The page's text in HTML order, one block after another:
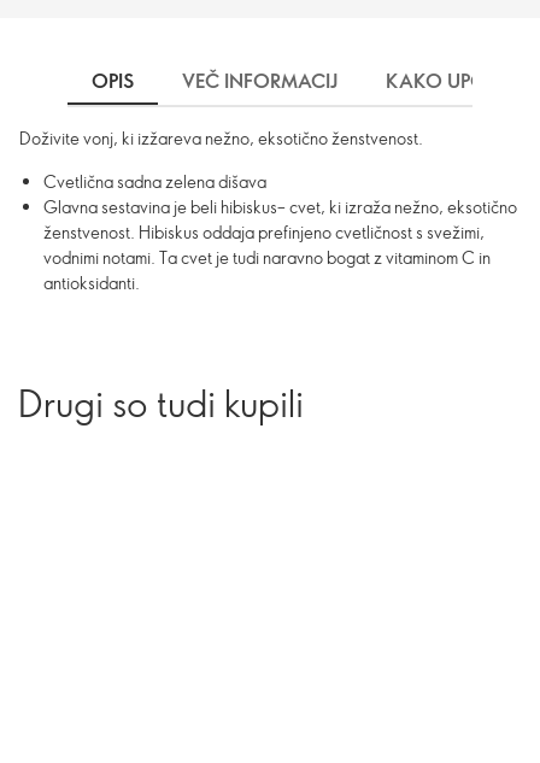
OPIS VEČ INFORMACIJ KAKO
Doživite vonj, ki izžareva nežno, eksotično ženstvenost.
Cvetlična sadna zelena dišava
Glavna sestavina je beli hibiskus– cvet, ki izraža nežno, eksotično
ženstvenost. Hibiskus oddaja prefinjeno cvetličnost s svežimi,
vodnimi notami. Ta cvet je tudi naravno bogat z vitaminom C in
antioksidanti.
Drugi so tudi kupili